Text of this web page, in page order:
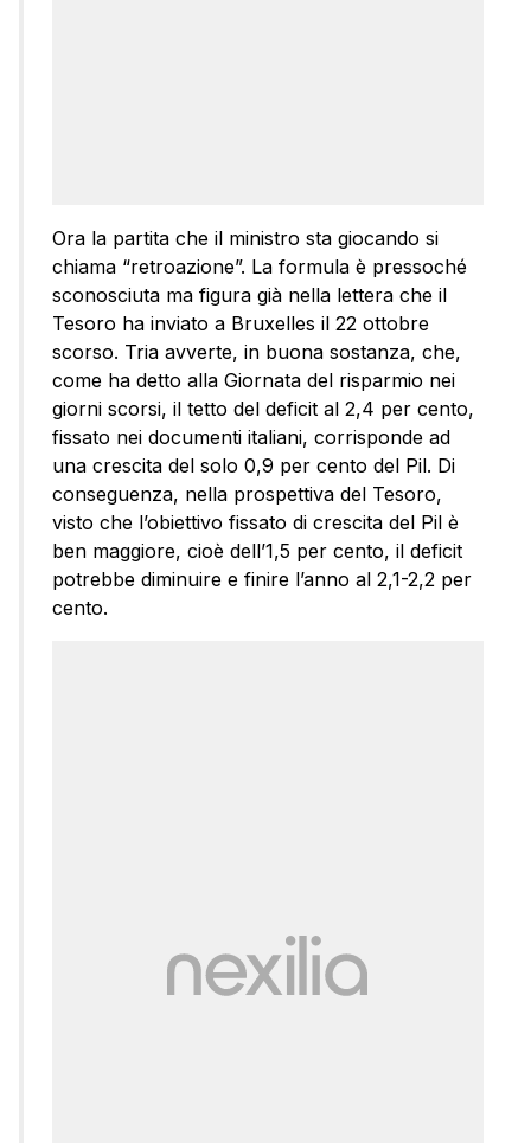
Ora la partita che il ministro sta giocando si
chiama “retroazione”. La formula è pressoché
sconosciuta ma figura già nella lettera che il
Tesoro ha inviato a Bruxelles il 22 ottobre
scorso. Tria avverte, in buona sostanza, che,
come ha detto alla Giornata del risparmio nei
giorni scorsi, il tetto del deficit al 2,4 per cento,
fissato nei documenti italiani, corrisponde ad
una crescita del solo 0,9 per cento del Pil. Di
conseguenza, nella prospettiva del Tesoro,
visto che l’obiettivo fissato di crescita del Pil è
ben maggiore, cioè dell’1,5 per cento, il deficit
potrebbe diminuire e finire l’anno al 2,1-2,2 per
cento.